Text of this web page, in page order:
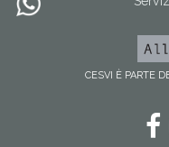
CESVI È PARTE